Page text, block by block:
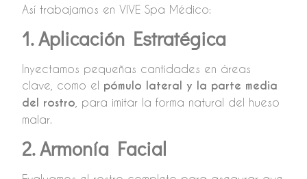
Así trabajamos en VIVE Spa Médico:
1. Aplicación Estratégica
Inyectamos pequeñas cantidades en áreas
clave, como el pómulo lateral y la parte media
del rostro , para imitar la forma natural del hueso
malar.
2. Armonía Facial